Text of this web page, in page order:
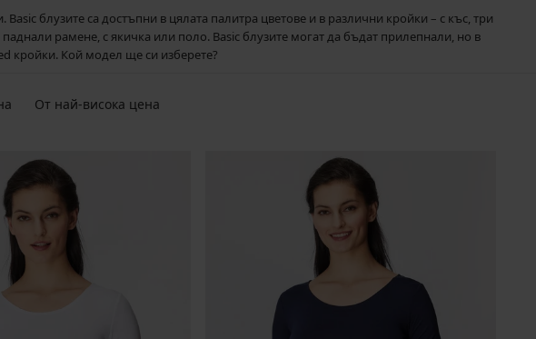
блузите са достъпни в цялата палитра цветове и в различни кройки – с къс, три
рамене, с якичка или поло. Basic блузите могат да бъдат прилепнали, но в
кройки. Кой модел ще си изберете?
От най-висока цена